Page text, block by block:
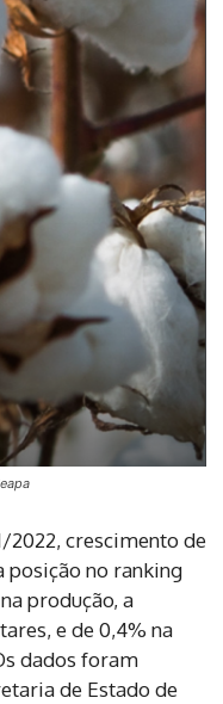
2022, crescimento de
posição no ranking
produção, a
e de 0,4% na
dados foram
de Estado de